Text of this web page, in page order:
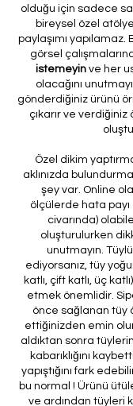
olduğu için sadece
bireysel özel
paylaşımı
görsel
istemeyin ve her
olacağını
gönderdiğiniz ürünü
çıkarır ve verdiğiniz
Özel dikim
aklınızda
şey var. Online
ölçülerde hata
civarında)
oluşturulurken
unutmayın.
ediyorsanız, tüy
katlı, çift katlı, üç
etmek önemlidir.
önce sağlanan tüy
ettiğinizden emin
aldıktan sonra
kabarıklığını
yapıştığını fark
bu normal ! Ürünü
ve ardından tüyleri